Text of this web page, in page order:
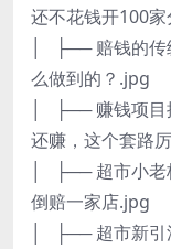
还不花钱开100
│ ├── 赔钱的传
么做到的？.jpg
│ ├── 赚钱项目
还赚，这个套路
│ ├── 超市小老
倒赔一家店.jpg
│ ├── 超市新引